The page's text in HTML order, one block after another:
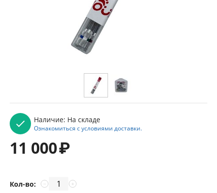
Наличие: На складе
Ознакомиться с условиями доставки.
11 000₽
Кол-во: +
−